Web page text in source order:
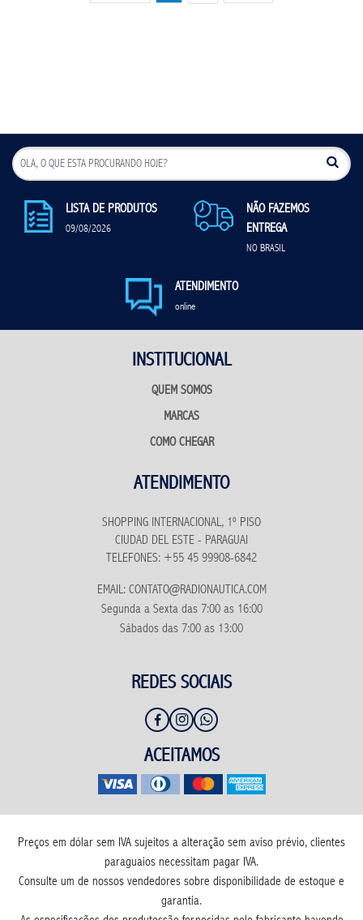
LISTA DE PRODUTOS
09/08/2026
NÃO FAZEMOS
ENTREGA
NO BRASIL
ATENDIMENTO
online
INSTITUCIONAL
QUEM SOMOS
MARCAS
COMO CHEGAR
ATENDIMENTO
SHOPPING INTERNACIONAL, 1º PISO
CIUDAD DEL ESTE - PARAGUAI
TELEFONES: +55 45 99908-6842
EMAIL: CONTATO@RADIONAUTICA.COM
Segunda a Sexta das 7:00 as 16:00
Sábados das 7:00 as 13:00
REDES SOCIAIS
ACEITAMOS
Preços em dólar sem IVA sujeitos a alteração sem aviso prévio, clientes
paraguaios necessitam pagar IVA.
Consulte um de nossos vendedores sobre disponibilidade de estoque e
garantia.